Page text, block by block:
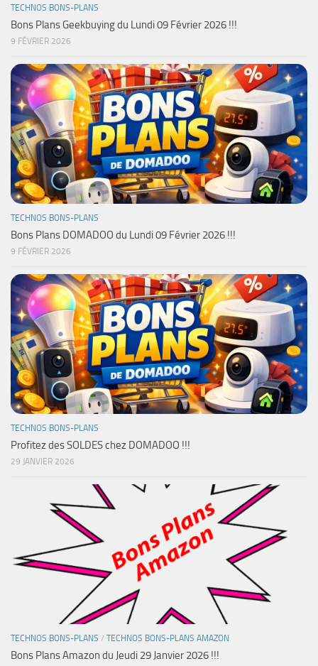
TECHNOS BONS-PLANS
Bons Plans Geekbuying du Lundi 09 Février 2026 !!!
9 FÉVRIER 2026
TECHNOS BONS-PLANS
Bons Plans DOMADOO du Lundi 09 Février 2026 !!!
9 FÉVRIER 2026
TECHNOS BONS-PLANS
Profitez des SOLDES chez DOMADOO !!!
29 JANVIER 2026
TECHNOS BONS-PLANS / TECHNOS BONS-PLANS AMAZON
Bons Plans Amazon du Jeudi 29 Janvier 2026 !!!